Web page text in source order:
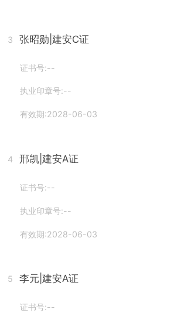
3 张昭勋 |建安C证
证书号:--
执业印章号:--
有效期:2028-06-03
4 邢凯 |建安A证
证书号:--
执业印章号:--
有效期:2028-06-03
5 李元 |建安A证
证书号:--